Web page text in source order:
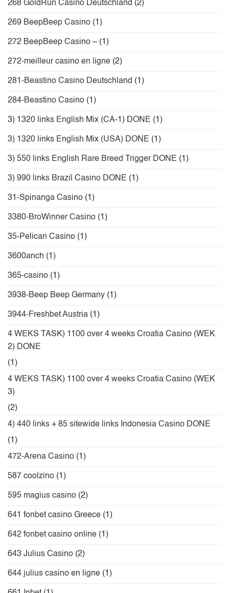
268 GoldRun Casino Deutschland (2)
269 BeepBeep Casino (1)
272 BeepBeep Casino – (1)
272-meilleur casino en ligne (2)
281-Beastino Casino Deutschland (1)
284-Beastino Casino (1)
3) 1320 links English Mix (CA-1) DONE (1)
3) 1320 links English Mix (USA) DONE (1)
3) 550 links English Rare Breed Trigger DONE (1)
3) 990 links Brazil Casino DONE (1)
31-Spinanga Casino (1)
3380-BroWinner Casino (1)
35-Pelican Casino (1)
3600anch (1)
365-casino (1)
3938-Beep Beep Germany (1)
3944-Freshbet Austria (1)
4 WEKS TASK) 1100 over 4 weeks Croatia Casino (WEK
2) DONE
(1)
4 WEKS TASK) 1100 over 4 weeks Croatia Casino (WEK
3)
(2)
4) 440 links + 85 sitewide links Indonesia Casino DONE
(1)
472-Arena Casino (1)
587 coolzino (1)
595 magius casino (2)
641 fonbet casino Greece (1)
642 fonbet casino online (1)
643 Julius Casino (2)
644 julius casino en ligne (1)